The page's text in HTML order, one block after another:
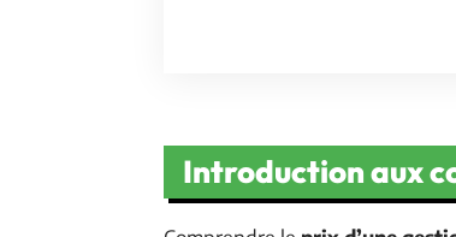
Introduction aux